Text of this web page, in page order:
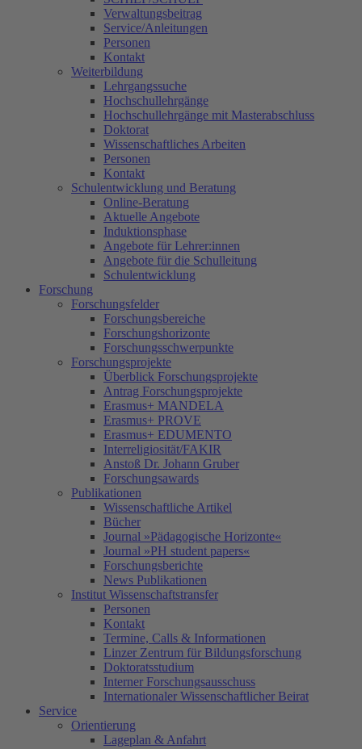
Verwaltungsbeitrag
Service/Anleitungen
Personen
Kontakt
Weiterbildung
Lehrgangssuche
Hochschullehrgänge
Hochschullehrgänge mit Masterabschluss
Doktorat
Wissenschaftliches Arbeiten
Personen
Kontakt
Schulentwicklung und Beratung
Online-Beratung
Aktuelle Angebote
Induktionsphase
Angebote für Lehrer:innen
Angebote für die Schulleitung
Schulentwicklung
Forschung
Forschungsfelder
Forschungsbereiche
Forschungshorizonte
Forschungsschwerpunkte
Forschungsprojekte
Überblick Forschungsprojekte
Antrag Forschungsprojekte
Erasmus+ MANDELA
Erasmus+ PROVE
Erasmus+ EDUMENTO
Interreligiosität/FAKIR
Anstoß Dr. Johann Gruber
Forschungsawards
Publikationen
Wissenschaftliche Artikel
Bücher
Journal »Pädagogische Horizonte«
Journal »PH student papers«
Forschungsberichte
News Publikationen
Institut Wissenschaftstransfer
Personen
Kontakt
Termine, Calls & Informationen
Linzer Zentrum für Bildungsforschung
Doktoratsstudium
Interner Forschungsausschuss
Internationaler Wissenschaftlicher Beirat
Service
Orientierung
Lageplan & Anfahrt